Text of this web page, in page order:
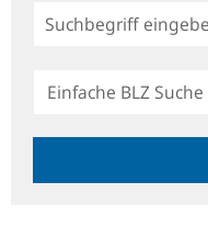
Einfache
Suche